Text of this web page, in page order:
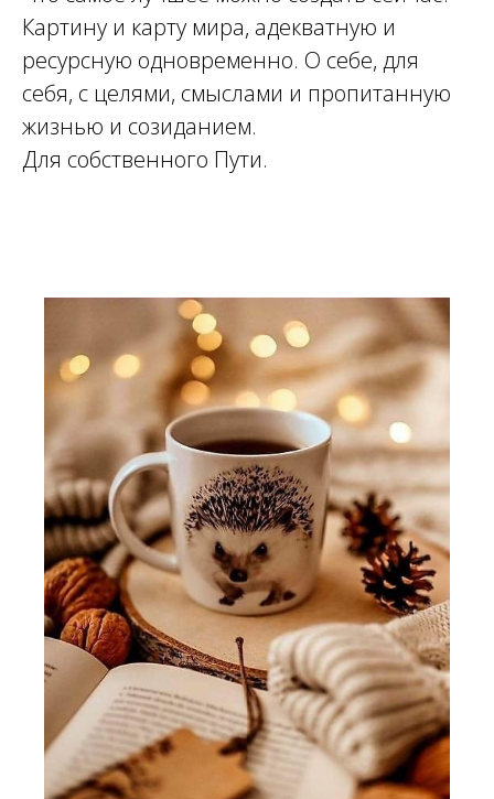
Картину и карту мира, адекватную и
ресурсную одновременно. О себе, для
себя, с целями, смыслами и пропитанную
жизнью и созиданием.
Для собственного Пути.